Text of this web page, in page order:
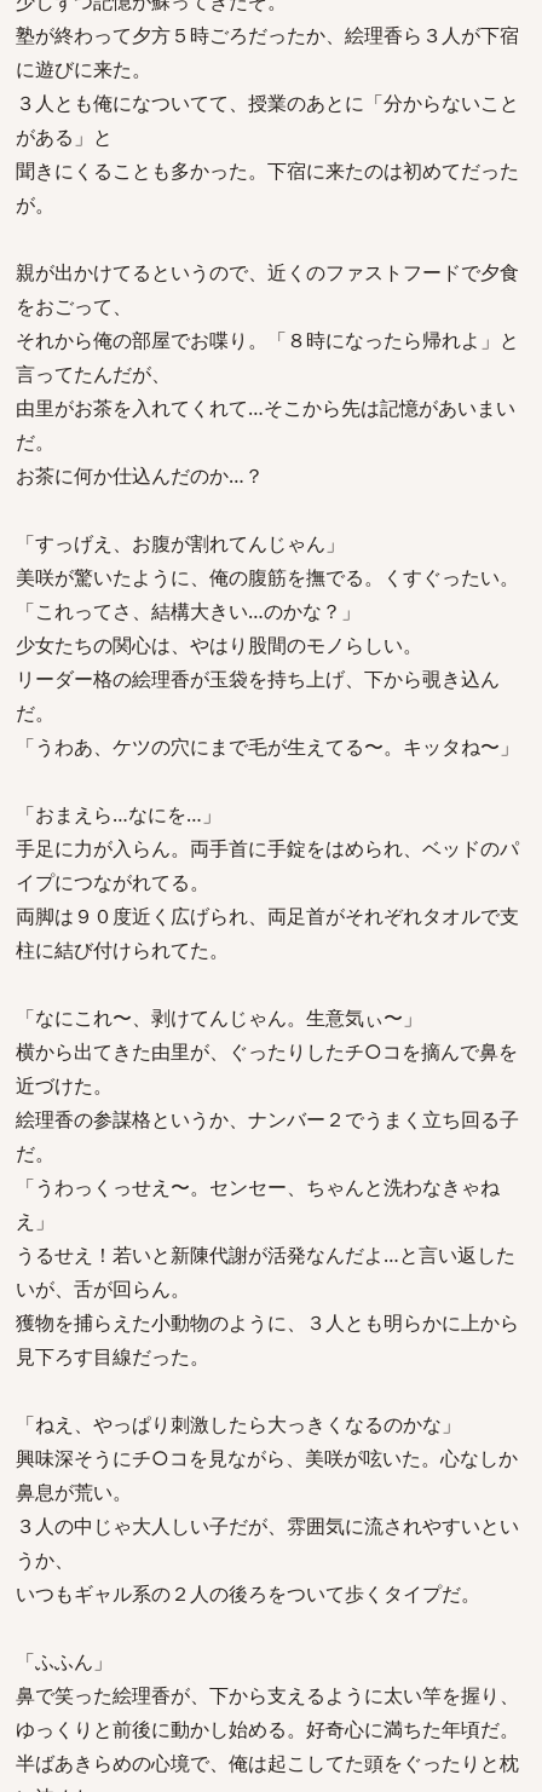
塾が終わって夕方５時ごろだったか、絵理香ら３人が下宿
に遊びに来た。
３人とも俺になついてて、授業のあとに「分からないこと
がある」と
聞きにくることも多かった。下宿に来たのは初めてだった
が。
親が出かけてるというので、近くのファストフードで夕食
をおごって、
それから俺の部屋でお喋り。「８時になったら帰れよ」と
言ってたんだが、
由里がお茶を入れてくれて…そこから先は記憶があいまい
だ。
お茶に何か仕込んだのか…？
「すっげえ、お腹が割れてんじゃん」
美咲が驚いたように、俺の腹筋を撫でる。くすぐったい。
「これってさ、結構大きい…のかな？」
少女たちの関心は、やはり股間のモノらしい。
リーダー格の絵理香が玉袋を持ち上げ、下から覗き込ん
だ。
「うわあ、ケツの穴にまで毛が生えてる〜。キッタね〜」
「おまえら…なにを…」
手足に力が入らん。両手首に手錠をはめられ、ベッドのパ
イプにつながれてる。
両脚は９０度近く広げられ、両足首がそれぞれタオルで支
柱に結び付けられてた。
「なにこれ〜、剥けてんじゃん。生意気ぃ〜」
横から出てきた由里が、ぐったりしたチ○コを摘んで鼻を
近づけた。
絵理香の参謀格というか、ナンバー２でうまく立ち回る子
だ。
「うわっくっせえ〜。センセー、ちゃんと洗わなきゃね
え」
うるせえ！若いと新陳代謝が活発なんだよ…と言い返した
いが、舌が回らん。
獲物を捕らえた小動物のように、３人とも明らかに上から
見下ろす目線だった。
「ねえ、やっぱり刺激したら大っきくなるのかな」
興味深そうにチ○コを見ながら、美咲が呟いた。心なしか
鼻息が荒い。
３人の中じゃ大人しい子だが、雰囲気に流されやすいとい
うか、
いつもギャル系の２人の後ろをついて歩くタイプだ。
「ふふん」
鼻で笑った絵理香が、下から支えるように太い竿を握り、
ゆっくりと前後に動かし始める。好奇心に満ちた年頃だ。
半ばあきらめの心境で、俺は起こしてた頭をぐったりと枕